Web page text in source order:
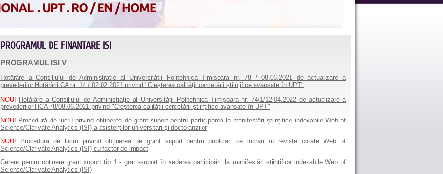
PROGRAMUL DE FINANTARE ISI
PROGRAMUL ISI V
Hotărâre a Consiliului de Administrație al Universității Politehnica Timișoara nr. 78 / 08.06.2021 de actualizare a
prevederilor Hotărârii CA nr. 14 / 02.02.2021 privind "Creșterea calității cercetării științifice avansate în UPT"
NOU! Hotărâre a Consiliului de Administrație al Universității Politehnica Timișoara nr. 74/1/12.04.2022 de actualizare a
prevederilor HCA 78/08.06.2021 privind "Creșterea calității cercetării științifice avansate în UPT"
NOU! Procedură de lucru privind obținerea de grant suport pentru participarea la manifestări științifice indexabile Web of
Science/Clarivate Analytics (ISI) a asistenților universitari și doctoranzilor
NOU!
Procedură de lucru privind obținerea de grant suport pentru publicări de lucrări în reviste cotate Web of
Science/Clarivate Analytics (ISI) cu factor de impact
Cerere pentru obținere grant suport tip 1 - grant-suport în vederea participării la manifestări științifice indexabile Web of
Science/Clarivate Analytics (ISI)